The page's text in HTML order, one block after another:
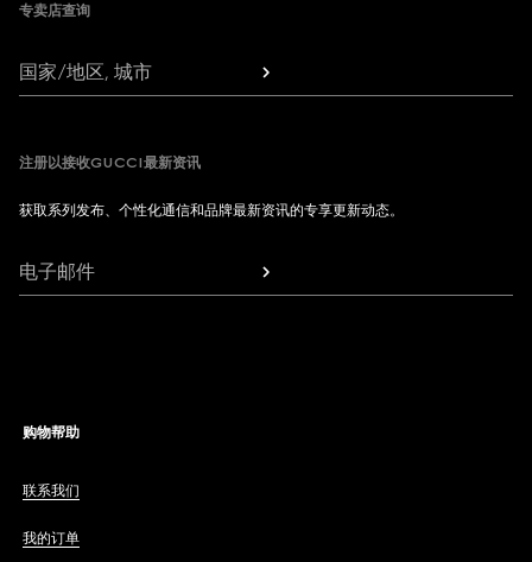
专卖店查询
国家/地区, 城市
注册以接收GUCCI最新资讯
获取系列发布、个性化通信和品牌最新资讯的专享更新动态。
电子邮件
购物帮助
联系我们
我的订单